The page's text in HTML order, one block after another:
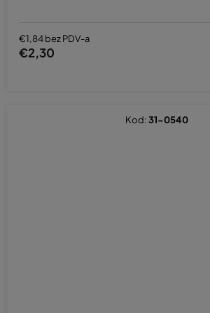
€1,84 bez PDV-a
€2,30
Kod:31-0540